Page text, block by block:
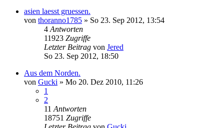
asien laesst gruessen.
von thoranno1785 » So 23. Sep 2012, 13:54
4 Antworten
11923 Zugriffe
Letzter Beitrag von Jered
So 23. Sep 2012, 18:50
Aus dem Norden.
von Gucki » Mo 20. Dez 2010, 11:26
1
2
11 Antworten
18751 Zugriffe